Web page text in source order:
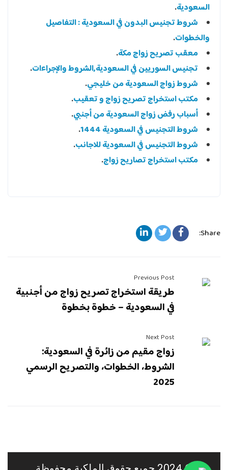
السعودية.
شروط تجنيس البدون في السعودية : التفاصيل
والخطوات.
معقب تصريح زواج مكة.
تجنيس السوريين في السعودية,الشروط والإجراءات.
شروط زواج السعودية من خليجي.
مكتب استخراج تصريح زواج و تعقيب.
أسباب رفض زواج السعودية من أجنبي.
شروط التجنيس في السعودية 1444
.
شروط التجنيس في السعودية للاجانب.
مكتب استخراج تصاريح زواج.
Share:
Previous Post
طريقة استخراج تصريح زواج من أجنبية
في السعودية – خطوة بخطوة
Next Post
زواج مقيم من زائرة في السعودية:
الشروط، الخطوات، والتصريح الرسمي
2025